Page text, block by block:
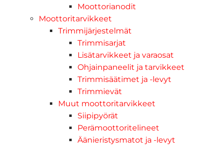
Moottorianodit
Moottoritarvikkeet
Trimmijärjestelmät
Trimmisarjat
Lisätarvikkeet ja varaosat
Ohjainpaneelit ja tarvikkeet
Trimmisäätimet ja -levyt
Trimmievät
Muut moottoritarvikkeet
Siipipyörät
Perämoottoritelineet
Äänieristysmatot ja -levyt